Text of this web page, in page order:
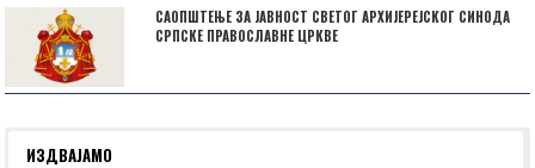
САОПШТЕЊЕ ЗА ЈАВНОСТ СВЕТОГ АРХИЈЕРЕЈСКОГ СИНОДА
СРПСКЕ ПРАВОСЛАВНЕ ЦРКВЕ
ИЗДВАЈАМО